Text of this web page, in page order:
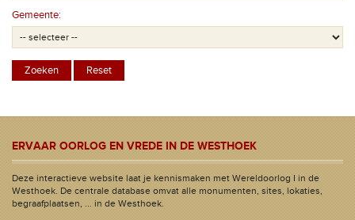
Gemeente:
ERVAAR OORLOG EN VREDE IN DE WESTHOEK
Deze interactieve website laat je kennismaken met Wereldoorlog I in de
Westhoek. De centrale database omvat alle monumenten, sites, lokaties,
begraafplaatsen, ... in de Westhoek.